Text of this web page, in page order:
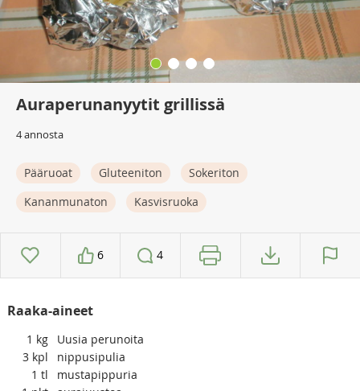
Auraperunanyytit grillissä
4 annosta
Pääruoat Gluteeniton
Sokeriton
Kananmunaton
Kasvisruoka
6 4
Raaka-aineet
1 kg
Uusia perunoita
3 kpl
nippusipulia
1 tl
mustapippuria